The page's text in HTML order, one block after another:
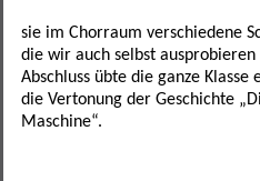
Awo-Hort
Mittagsbetreuung
Schulweghelfer
Schulsanitäter
Schulfruchtprogramm
Ergebnisse Projektwoche
Informationen
Übertritt
Regelklassen
Regelklassen
Mögliche Abschlüsse
Elternbriefe
Wichtige Links und Adressen
Kontaktformular
Schulweg
sie im Chorraum verschiedene
die wir auch selbst ausprobieren
Abschluss übte die ganze Klasse
die Vertonung der Geschichte
Maschine“.